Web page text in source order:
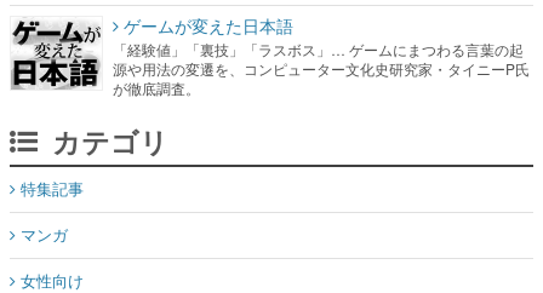
ゲームが変えた日本語
「経験値」「裏技」「ラスボス」… ゲームにまつわる言葉の起
源や用法の変遷を、コンピューター文化史研究家・タイニーP氏
が徹底調査。
カテゴリ
特集記事
マンガ
女性向け